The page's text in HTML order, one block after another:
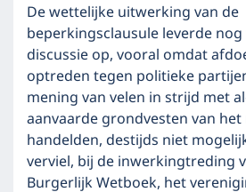
De wettelijke uitwerking van de
beperkingsclausule leverde
discussie op, vooral omdat
optreden tegen politieke
mening van velen in strijd met
aanvaarde grondvesten van
handelden, destijds niet
verviel, bij de inwerkingtreding
Burgerlijk Wetboek, het